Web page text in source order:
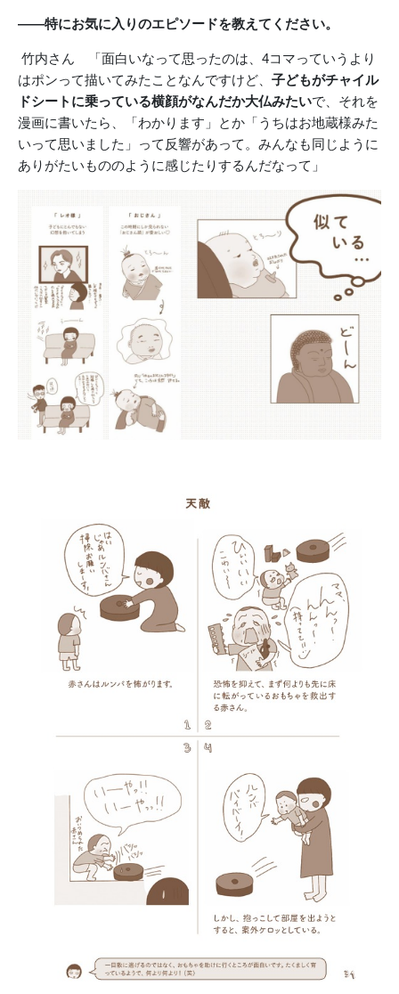
――特にお気に入りのエピソードを教えてください。
竹内さん 「面白いなって思ったのは、4コマっていうより
はポンって描いてみたことなんですけど、 子どもがチャイル
ドシートに乗っている横顔がなんだか大仏みたいで、それを
漫画に書いたら、「わかります」とか「うちはお地蔵様みた
いって思いました」って反響があって。みんなも同じように
ありがたいもののように感じたりするんだなって」